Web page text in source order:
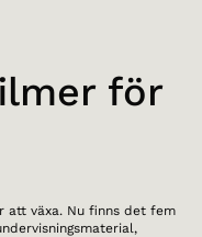
för
att växa. Nu finns det fem